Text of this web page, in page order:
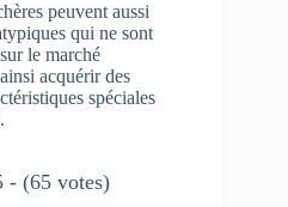
peuvent aussi
qui ne sont
le marché
acquérir des
spéciales
- (65 votes)